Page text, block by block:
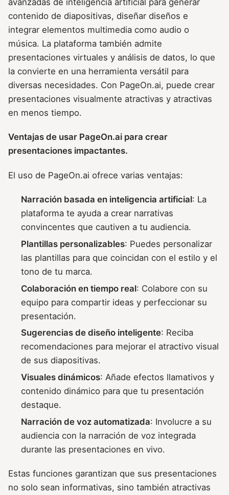
avanzadas de inteligencia artificial para generar
contenido de diapositivas, diseñar diseños e
integrar elementos multimedia como audio o
música. La plataforma también admite
presentaciones virtuales y análisis de datos, lo que
la convierte en una herramienta versátil para
diversas necesidades. Con PageOn.ai, puede crear
presentaciones visualmente atractivas y atractivas
en menos tiempo.
Ventajas de usar PageOn.ai para crear
presentaciones impactantes.
El uso de PageOn.ai ofrece varias ventajas:
Narración basada en inteligencia artificial: La
plataforma te ayuda a crear narrativas
convincentes que cautiven a tu audiencia.
Plantillas personalizables: Puedes personalizar
las plantillas para que coincidan con el estilo y el
tono de tu marca.
Colaboración en tiempo real: Colabore con su
equipo para compartir ideas y perfeccionar su
presentación.
Sugerencias de diseño inteligente: Reciba
recomendaciones para mejorar el atractivo visual
de sus diapositivas.
Visuales dinámicos: Añade efectos llamativos y
contenido dinámico para que tu presentación
destaque.
Narración de voz automatizada: Involucre a su
audiencia con la narración de voz integrada
durante las presentaciones en vivo.
Estas funciones garantizan que sus presentaciones
no solo sean informativas, sino también atractivas